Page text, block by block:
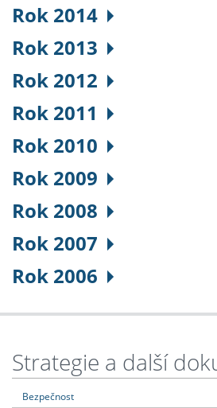
Rok 2014
Rok 2013
Rok 2012
Rok 2011
Rok 2010
Rok 2009
Rok 2008
Rok 2007
Rok 2006
Strategie a další
Bezpečnost